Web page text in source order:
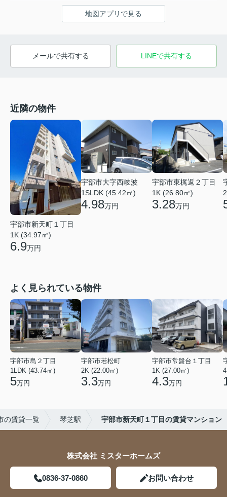
地図アプリで見る
メールで共有する LINEで共有する
近隣の物件
宇部市新天町１丁目
1K (34.97㎡)
6.9万円
宇部市大字西岐波
1SLDK (45.42㎡)
4.98万円
宇部市東梶返２丁目
1K (26.80㎡)
3.28万円
よく見られている物件
宇部市島２丁目
1LDK (43.74㎡)
5万円
宇部市若松町
2K (22.00㎡)
3.3万円
宇部市常盤台１丁目
1K (27.00㎡)
4.3万円
の賃貸一覧 琴芝駅 宇部市新天町１丁目の賃貸マンション
株式会社 ミスターホームズ
0836-37-0860 お問い合わせ